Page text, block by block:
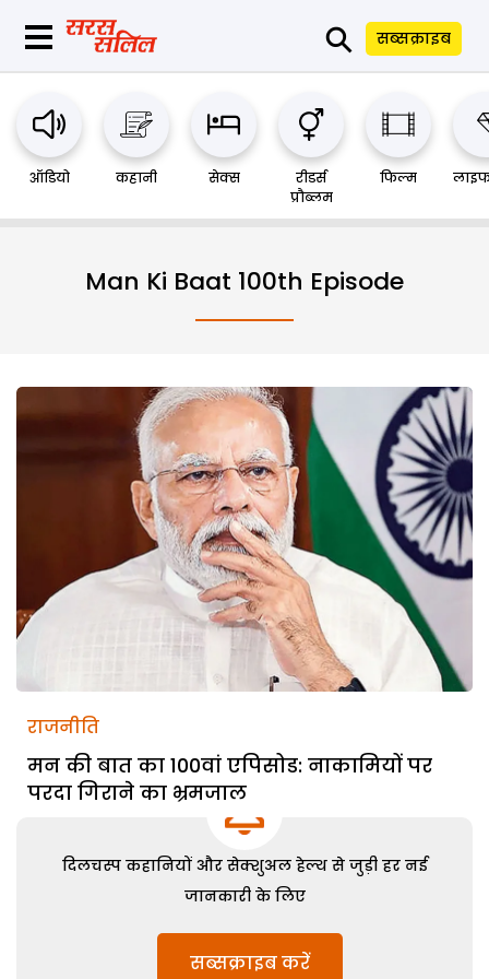
⚲ सब्सक्राइब
ऑडियो कहानी सेक्स
रीडर्स
प्रौब्लम
फिल्म
Man Ki Baat 100th Episode
राजनीति
मन की बात का 100वां एपिसोड: नाकामियों पर
परदा गिराने का भ्रमजाल
दिलचस्प कहानियों और सेक्शुअल हेल्थ से जुड़ी हर नई
जानकारी के लिए
सब्सक्राइब करें